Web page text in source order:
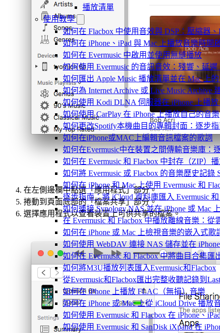
播放清單
使用教學
如何在 Flacbox 中使用音效與 DSP：壓縮器
如何在 iPhone、iPad 與 Mac 上播放音樂時開
如何在 Evermusic 中啟用並使用無縫播放
如何使用 Evermusic 的音訊音效：殘響、延
如何匯出 Apple Music 播放清單並在 Mac 上
如何為 Internet Archive 或 Live Music Archive
如何使用 Kodi DLNA 伺服器在 iPhone 上播
如何使用 CarPlay 在 iPhone 上播放自己的音樂
如何更改Spotify本機曲目的專輯封面：逐步
如何在iPhone或MAC上編輯音訊檔案的歌詞
如何在Evermusic中在裝置之間傳輸音樂庫：
如何在 Evermusic 和 Flacbox 中封存（ZIP
如何將 Evermusic 或 Flacbox 的音樂歷史記錄
如何在 iPhone 和 Mac 上使用 Evermusic 和
逐步指南：將 iCloud 資料庫匯入 Evermusic 和
如何連接 Synology NAS 並在 iPhone 或 Mac
在 Evermusic 和 Flacbox 中播放離線音樂：
如何在 iPhone 或 Mac 上檢視音樂的嵌入式
如何使用 WebDAV 連接 NAS 儲存並在
如何在 Evermusic 和 Flacbox 中將曲目合集
如何將M3U播放列表匯入Evermusic和Flacbox
從Evermusic和Flacbox匯出完整收聽記錄到
如何在 iPhone 上播放 FLAC（無損）音樂
如何在 iPhone 或 Mac 上從 iCloud Drive 播放
如何使用 Evermusic 和 Flacbox 在 iPhone、
如何使用 Evermusic 和 SanDisk iXpand 在
在左側邊欄中點選「應用程式」部分。
捲動到頁面底部的「檔案共享」部分。
選擇應用程式以查看裝置上可供共享的檔案。